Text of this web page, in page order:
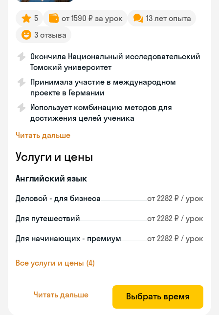
5 от 1590 ₽ за урок
13 лет опыта
3 отзыва
Окончила Национальный исследовательский
Томский университет
Принимала участие в международном
проекте в Германии
Использует комбинацию методов для
достижения целей ученика
Читать дальше
Услуги и цены
Английский язык
Деловой - для бизнеса от 2282 ₽ / урок
Для путешествий от 2282 ₽ / урок
Для начинающих - премиум от 2282 ₽ / урок
Все услуги и цены (4)
Читать дальше Выбрать время